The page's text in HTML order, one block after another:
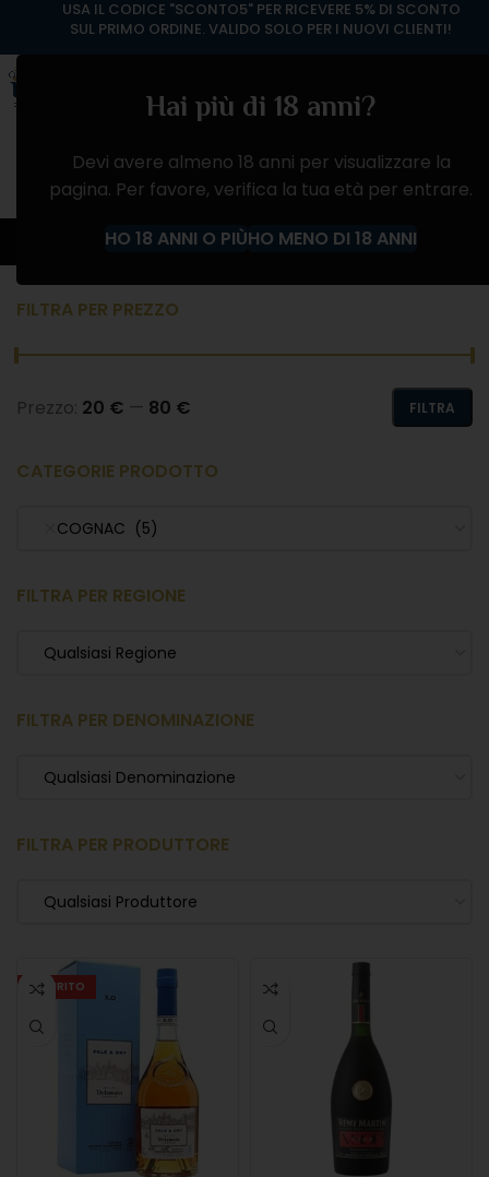
Hai più di 18 anni?
Devi avere almeno 18 anni per visualizzare la
pagina. Per favore, verifica la tua età per entrare.
HO 18 ANNI O PIÙHO MENO DI 18 ANNI
COGNAC
FILTRA PER PREZZO
FILTRA
Prezzo: 20 € — 80 €
CATEGORIE PRODOTTO
COGNAC (5)
FILTRA PER REGIONE
Qualsiasi Regione
FILTRA PER DENOMINAZIONE
Qualsiasi Denominazione
FILTRA PER PRODUTTORE
Qualsiasi Produttore
ESAURITO
USA IL CODICE "SCONTO5" PER RICEVERE 5% DI SCONTO
SUL PRIMO ORDINE. VALIDO SOLO PER I NUOVI CLIENTI!